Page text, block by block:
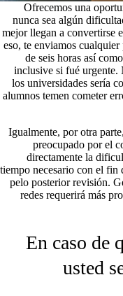
Ofrecemos una
nunca sea algún
mejor llegan a convertirse
eso, te enviamos
de seis horas así­
inclusive si fué urgente.
los universidades serí­a
alumnos temen cometer
Igualmente, por otra
preocupado por el
directamente la
tiempo necesario con el fin
pelo posterior revisión.
redes requerirá más
En caso de
usted